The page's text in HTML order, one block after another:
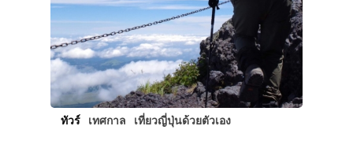
ทัวร์ เทศกาล เที่ยวญี่ปุ่นด้วยตัวเอง